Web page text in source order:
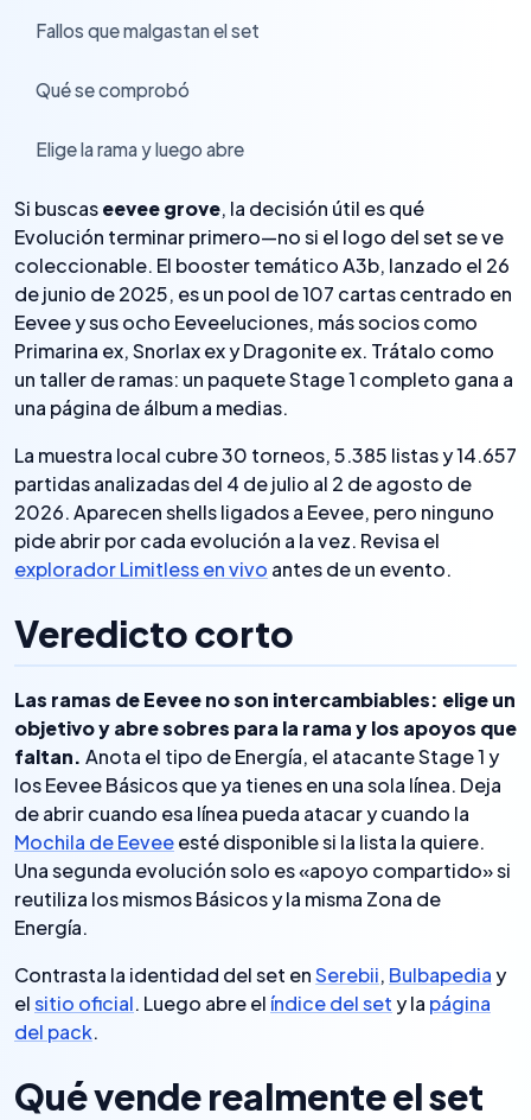
Fallos que malgastan el set
Qué se comprobó
Elige la rama y luego abre
Si buscaseevee grove, la decisión útil es qué
Evolución terminar primero—no si el logo del set se ve
coleccionable. El booster temático A3b, lanzado el 26
de junio de 2025, es un pool de 107 cartas centrado en
Eevee y sus ocho Eeveeluciones, más socios como
Primarina ex, Snorlax ex y Dragonite ex. Trátalo como
un taller de ramas: un paquete Stage 1 completo gana a
una página de álbum a medias.
La muestra local cubre 30 torneos, 5.385 listas y 14.657
partidas analizadas del 4 de julio al 2 de agosto de
2026. Aparecen shells ligados a Eevee, pero ninguno
pide abrir por cada evolución a la vez. Revisa el
explorador Limitless en vivo antes de un evento.
Veredicto corto
Las ramas de Eevee no son intercambiables: elige un
objetivo y abre sobres para la rama y los apoyos que
faltan. Anota el tipo de Energía, el atacante Stage 1 y
los Eevee Básicos que ya tienes en una sola línea. Deja
de abrir cuando esa línea pueda atacar y cuando la
Mochila de Eeveeesté disponible si la lista la quiere.
Una segunda evolución solo es «apoyo compartido» si
reutiliza los mismos Básicos y la misma Zona de
Energía.
Contrasta la identidad del set enSerebii, Bulbapediay
elsitio oficial. Luego abre el índice del sety la página
del pack.
Qué vende realmente el set